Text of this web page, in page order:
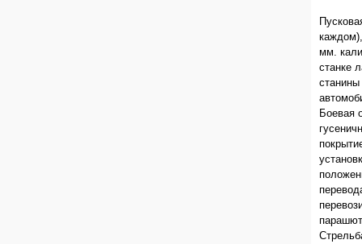
мм.
станке
Боевая